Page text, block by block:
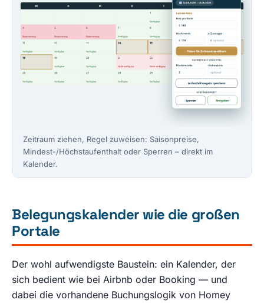
Zeitraum ziehen, Regel zuweisen: Saisonpreise,
Mindest-/Höchstaufenthalt oder Sperren – direkt im
Kalender.
Belegungskalender wie die großen
Portale
Der wohl aufwendigste Baustein: ein Kalender, der
sich bedient wie bei Airbnb oder Booking — und
dabei die vorhandene Buchungslogik von Homey